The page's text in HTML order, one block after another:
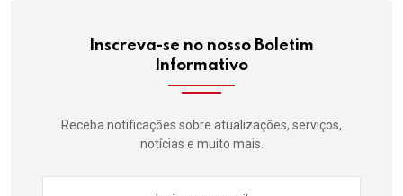
Inscreva-se no nosso Boletim
Informativo
Receba notificações sobre atualizações, serviços,
notícias e muito mais.